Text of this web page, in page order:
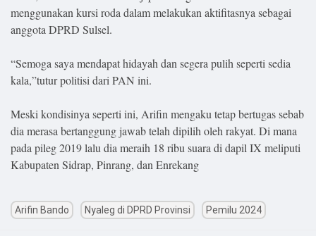
©
Copyright
2026
All
Right
Reserved
menggunakan kursi roda dalam melakukan aktifitasnya sebagai
anggota DPRD Sulsel.
“Semoga saya mendapat hidayah dan segera pulih seperti sedia
kala,”tutur politisi dari PAN ini.
Meski kondisinya seperti ini, Arifin mengaku tetap bertugas sebab
dia merasa bertanggung jawab telah dipilih oleh rakyat. Di mana
pada pileg 2019 lalu dia meraih 18 ribu suara di dapil IX meliputi
Kabupaten Sidrap, Pinrang, dan Enrekang
Arifin Bando Nyaleg di DPRD Provinsi Pemilu 2024